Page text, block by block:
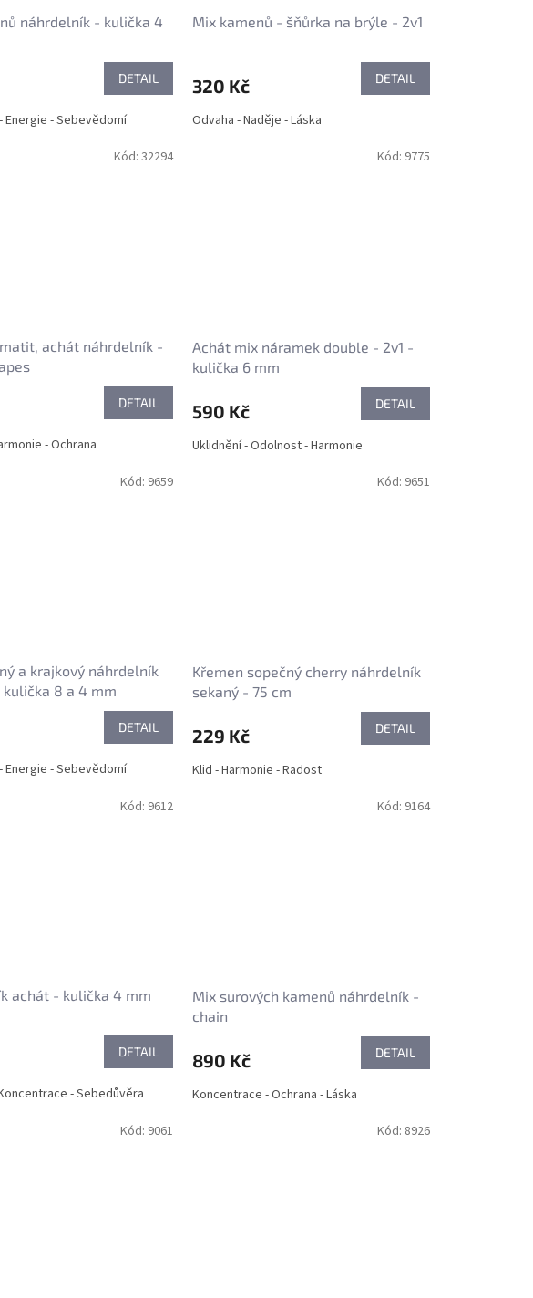
náhrdelník - kulička 4
DETAIL
Energie - Sebevědomí
Mix kamenů - šňůrka na brýle - 2v1
320 Kč DETAIL
Odvaha - Naděje - Láska
achát náhrdelník -
DETAIL
- Ochrana
Kód: 32294
Achát mix náramek double - 2v1 -
kulička 6 mm
590 Kč DETAIL
Uklidnění - Odolnost - Harmonie
Kód: 9775
a krajkový náhrdelník
kulička 8 a 4 mm
DETAIL
Energie - Sebevědomí
Kód: 9659
Křemen sopečný cherry náhrdelník
sekaný - 75 cm
229 Kč DETAIL
Klid - Harmonie - Radost
Kód: 9651
achát - kulička 4 mm
DETAIL
- Sebedůvěra
Kód: 9612
Mix surových kamenů náhrdelník -
chain
890 Kč DETAIL
Koncentrace - Ochrana - Láska
Kód: 9164
Kód: 9061 Kód: 8926